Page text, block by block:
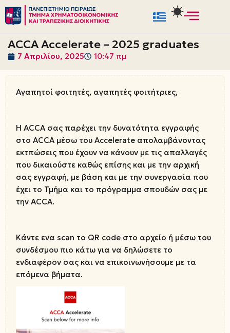
Μεταπηδήστε
στο
περιεχόμενο
ACCA Accelerate – 2025 graduates
7 Απριλίου, 2025 10:47 πμ
Αγαπητοί φοιτητές, αγαπητές φοιτήτριες,
Η ACCA σας παρέχει την δυνατότητα εγγραφής
στο ACCA μέσω του Accelerate απολαμβάνοντας
εκτπώσεις που έχουν να κάνουν με τις απαλλαγές
που δικαιούστε καθώς επίσης και με την αρχική
σας εγγραφή, με βάση και με την συνεργασία που
έχει το Τμήμα και το πρόγραμμα σπουδών σας με
την ACCA.
Κάντε ενα scan το QR code στο αρχείο ή μέσω του
συνδέσμου πιο κάτω για να δηλώσετε το
ενδιαφέρον σας και να επικοινωνήσουμε με τα
επόμενα βήματα.